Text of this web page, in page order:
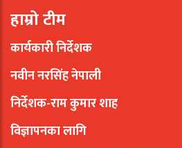
हाम्रो टीम
कार्यकारी निर्देशक
नवीन नरसिंह नेपाली
निर्देशक-राम कुमार शाह
विज्ञापनका लागि